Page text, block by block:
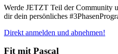
Werde JETZT Teil der Community
dir dein persönliches
Direkt anmelden und abnehmen!
Fit mit Pascal